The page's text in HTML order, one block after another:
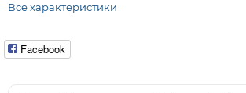
Все характеристики
Facebook